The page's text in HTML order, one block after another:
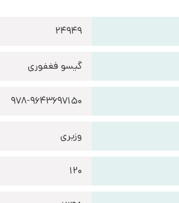
24949
گیسو فغفوری
978-9643697150
وزیری
120